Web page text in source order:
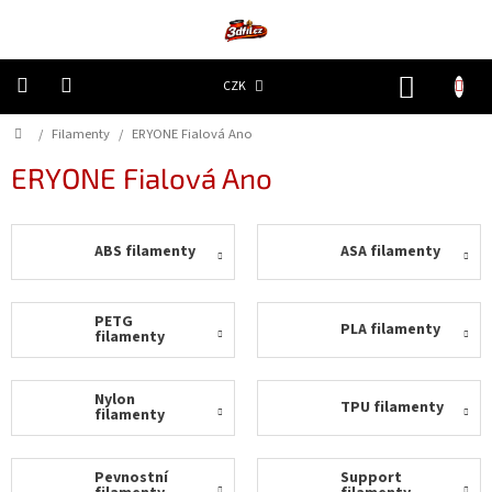
CZK
díly
ceny
Domů
/ Filamenty / ERYONE Fialová Ano
ERYONE Fialová Ano
ABS filamenty ASA filamenty
PETG
filamenty PLA filamenty
Nylon
filamenty TPU filamenty
Pevnostní Support